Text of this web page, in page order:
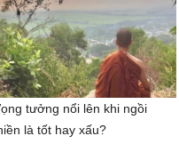
tưởng nổi lên khi ngồi
là tốt hay xấu?